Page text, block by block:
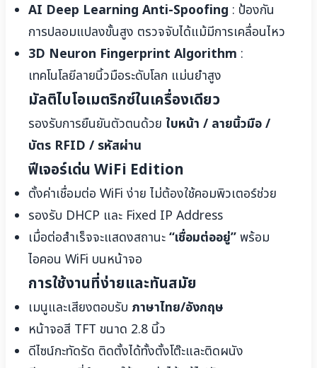
AI Deep Learning Anti-Spoofing : ป้องกัน
การปลอมแปลงขั้นสูง ตรวจจับได้แม้มีการเคลื่อนไหว
3D Neuron Fingerprint Algorithm :
เทคโนโลยีลายนิ้วมือระดับโลก แม่นยำสูง
มัลติไบโอเมตริกซ์ในเครื่องเดียว
รองรับการยืนยันตัวตนด้วย ใบหน้า / ลายนิ้วมือ /
บัตร RFID / รหัสผ่าน
ฟีเจอร์เด่น WiFi Edition
ตั้งค่าเชื่อมต่อ WiFi ง่าย ไม่ต้องใช้คอมพิวเตอร์ช่วย
รองรับ DHCP และ Fixed IP Address
เมื่อต่อสำเร็จจะแสดงสถานะ“เชื่อมต่ออยู่”พร้อม
ไอคอน WiFi บนหน้าจอ
การใช้งานที่ง่ายและทันสมัย
เมนูและเสียงตอบรับ ภาษาไทย/อังกฤษ
หน้าจอสี TFT ขนาด 2.8 นิ้ว
ดีไซน์กะทัดรัด ติดตั้งได้ทั้งตั้งโต๊ะและติดผนัง